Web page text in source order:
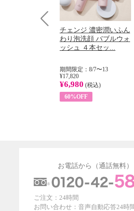
チェンジ 濃密潤いふん
わり泡洗顔 バブルウォ
ッシュ ４本セッ...
期間限定：8/7〜13
¥17,820
¥6,980 (税込)
60%OFF
お電話から（通話無料）
ご注文：24時間
お問い合わせ：音声自動応答24時